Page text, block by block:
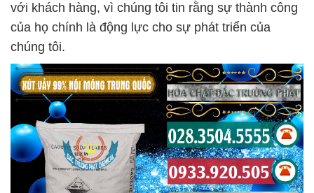
với khách hàng, vì chúng tôi tin rằng sự thành công
của họ chính là động lực cho sự phát triển của
chúng tôi.